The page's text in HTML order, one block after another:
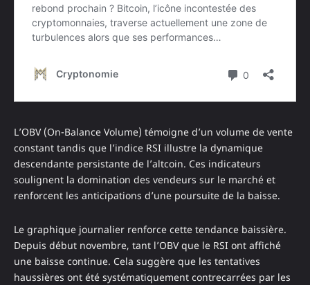
L’OBV (On-Balance Volume) témoigne d’un volume de vente
constant tandis que l’indice RSI illustre la dynamique
descendante persistante de l’altcoin. Ces indicateurs
soulignent la domination des vendeurs sur le marché et
renforcent les anticipations d’une poursuite de la baisse.
Le graphique journalier renforce cette tendance baissière.
Depuis début novembre, tant l’OBV que le RSI ont affiché
une baisse continue. Cela suggère que les tentatives
haussières ont été systématiquement contrecarrées par les